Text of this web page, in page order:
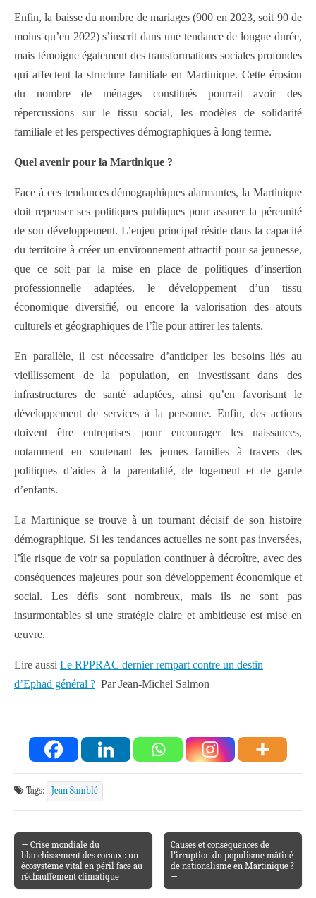
Enfin, la baisse du nombre de mariages (900 en 2023, soit 90 de
moins qu’en 2022) s’inscrit dans une tendance de longue durée,
mais témoigne également des transformations sociales profondes
qui affectent la structure familiale en Martinique. Cette érosion
du nombre de ménages constitués pourrait avoir des
répercussions sur le tissu social, les modèles de solidarité
familiale et les perspectives démographiques à long terme.
Quel avenir pour la Martinique ?
Face à ces tendances démographiques alarmantes, la Martinique
doit repenser ses politiques publiques pour assurer la pérennité
de son développement. L’enjeu principal réside dans la capacité
du territoire à créer un environnement attractif pour sa jeunesse,
que ce soit par la mise en place de politiques d’insertion
professionnelle adaptées, le développement d’un tissu
économique diversifié, ou encore la valorisation des atouts
culturels et géographiques de l’île pour attirer les talents.
En parallèle, il est nécessaire d’anticiper les besoins liés au
vieillissement de la population, en investissant dans des
infrastructures de santé adaptées, ainsi qu’en favorisant le
développement de services à la personne. Enfin, des actions
doivent être entreprises pour encourager les naissances,
notamment en soutenant les jeunes familles à travers des
politiques d’aides à la parentalité, de logement et de garde
d’enfants.
La Martinique se trouve à un tournant décisif de son histoire
démographique. Si les tendances actuelles ne sont pas inversées,
l’île risque de voir sa population continuer à décroître, avec des
conséquences majeures pour son développement économique et
social. Les défis sont nombreux, mais ils ne sont pas
insurmontables si une stratégie claire et ambitieuse est mise en
œuvre.
Lire aussi Le RPPRAC dernier rempart contre un destin
d’Ephad général ? Par Jean-Michel Salmon
Tags: Jean Samblé
Post navigation
← Crise mondiale du
blanchissement des coraux : un
écosystème vital en péril face au
réchauffement climatique
Causes et conséquences de
l’irruption du populisme mâtiné
de nationalisme en Martinique ?
→